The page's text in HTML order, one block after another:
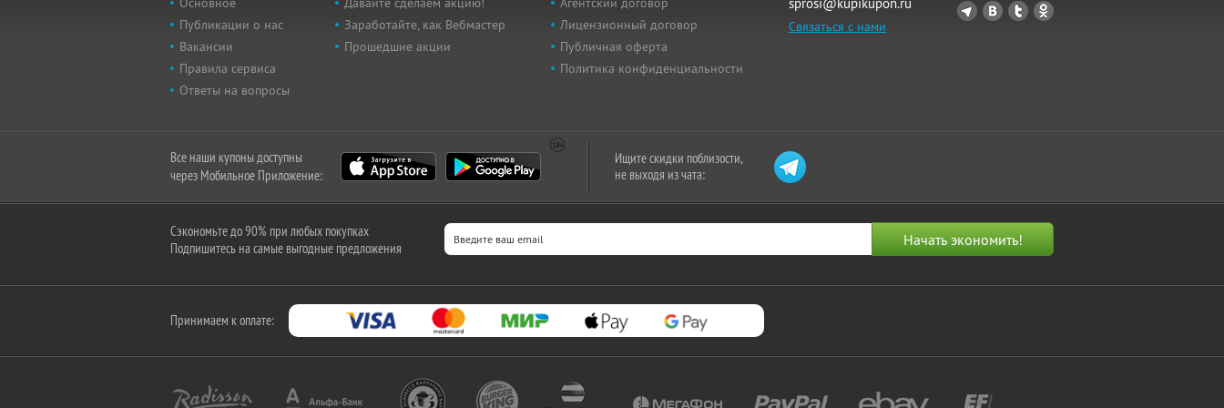
Публикации о нас
Вакансии
Правила сервиса
Ответы на вопросы
Заработайте, как Вебмастер
Прошедшие акции
Лицензионный договор
Публичная оферта
Политика конфиденциальности
Связаться с нами
Все наши купоны доступны
через Мобильное Приложение:
Ищите скидки поблизости,
не выходя из чата:
Сэкономьте до 90% при любых покупках
Подпишитесь на самые выгодные предложения
Принимаем к оплате: